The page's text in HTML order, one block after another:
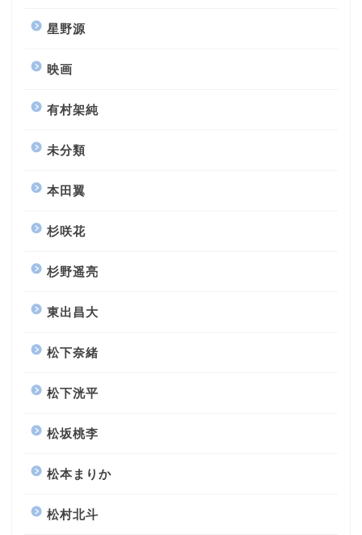
星野源
映画
有村架純
未分類
本田翼
杉咲花
杉野遥亮
東出昌大
松下奈緒
松下洸平
松坂桃李
松本まりか
松村北斗